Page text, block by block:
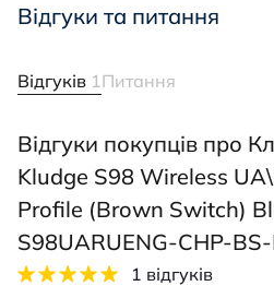
Відгуки та питання
Відгуків 1 Питання
Відгуки покупців про
Kludge S98 Wireless
Profile (Brown Switch)
S98UARUENG-CHP-
1 відгуків